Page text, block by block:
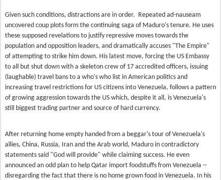
Given such conditions, distractions are in order. Repeated ad-nauseam
uncovered coup plots form the continuing saga of Maduro's tenure. He uses
these supposed revelations to justify repressive moves towards the
population and opposition leaders, and dramatically accuses "The Empire"
of attempting to strike him down. His latest move, forcing the US Embassy
to all but shut down with a skeleton crew of 17 accredited officers, issuing
(laughable) travel bans to a who's who list in American politics and
increasing travel restrictions for US citizens into Venezuela, follows a pattern
of growing aggression towards the US which, despite it all, is Venezuela's
still biggest trading partner and source of hard currency.
After returning home empty handed from a beggar's tour of Venezuela's
allies, China, Russia, Iran and the Arab world, Maduro in contradictory
statements said "God will provide" while claiming success. He even
announced an odd plan to help Qatar import foodstuffs from Venezuela --
disregarding the fact that there is no home grown food in Venezuela. In his